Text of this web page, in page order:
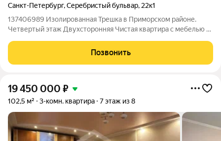
Санкт-Петербург,Серебристый бульвар, 22к1
137406989 Изолированная Трешка в Приморском районе.
Четвертый этаж Двухсторонняя Чистая квартира с мебелью и
станций метро: Пионерская. Комендантский проспект. Итака.
Работаем с 1993 года.
Позвонить
19 450 000 ₽
102,5 м² 3-комн. квартира 7 этаж из 8